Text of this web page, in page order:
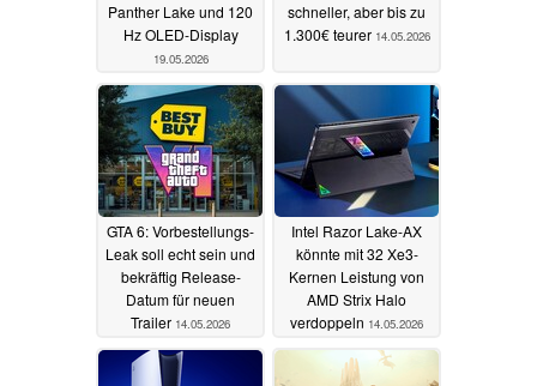
Panther Lake und 120
Hz OLED-Display
19.05.2026
schneller, aber bis zu
1.300€ teurer 14.05.2026
GTA 6: Vorbestellungs-
Leak soll echt sein und
bekräftig Release-
Datum für neuen
Trailer 14.05.2026
Intel Razor Lake-AX
könnte mit 32 Xe3-
Kernen Leistung von
AMD Strix Halo
verdoppeln 14.05.2026